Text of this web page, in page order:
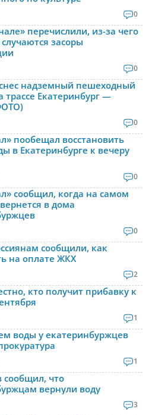
0
перечислили, из-за чего
засоры
0
надземный пешеходный
трассе Екатеринбург —
0
пообещал восстановить
в Екатеринбурге к вечеру
0
сообщил, когда на самом
в дома
0
сообщили, как
на оплате ЖКХ
2
кто получит прибавку к
1
воды у екатеринбуржцев
1
сообщил, что
вернули воду
3